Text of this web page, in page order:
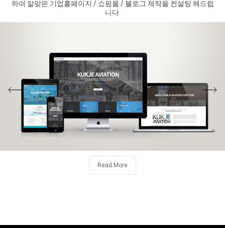
하여 알맞은 기업홈페이지 / 쇼핑몰 / 블로그 제작을 컨설팅 해드립
니다.
Read More